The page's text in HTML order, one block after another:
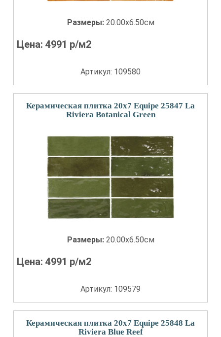
Размеры: 20.00x6.50см
Цена:4991 р/м2
Артикул: 109580
Керамическая плитка 20x7 Equipe 25847 La
Riviera Botanical Green
Размеры: 20.00x6.50см
Цена:4991 р/м2
Артикул: 109579
Керамическая плитка 20x7 Equipe 25848 La
Riviera Blue Reef